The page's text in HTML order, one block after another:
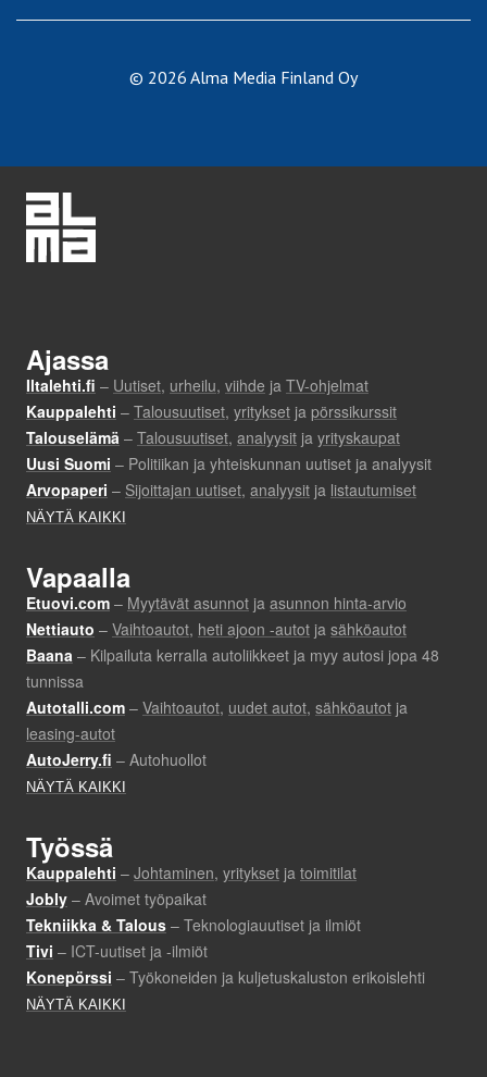
© 2026 Alma Media Finland Oy